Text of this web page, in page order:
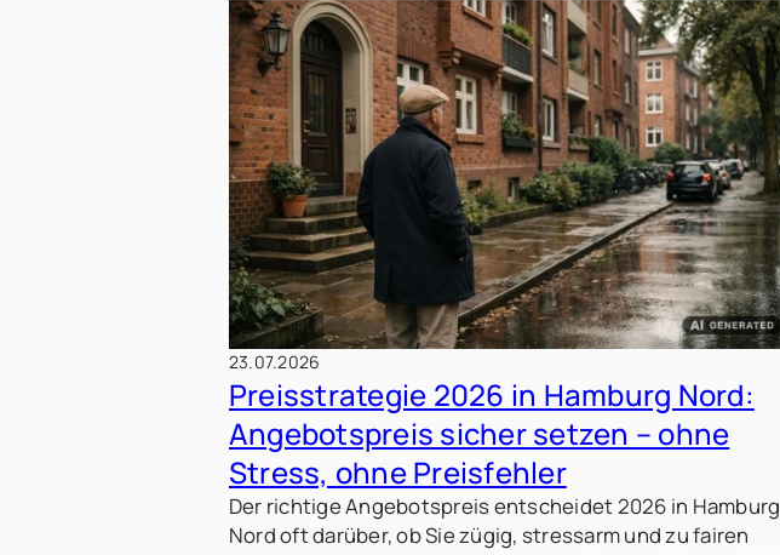
23.07.2026
Preisstrategie 2026 in Hamburg Nord:
Angebotspreis sicher setzen – ohne
Stress, ohne Preisfehler
Der richtige Angebotspreis entscheidet 2026 in Hamburg
Nord oft darüber, ob Sie zügig, stressarm und zu fairen